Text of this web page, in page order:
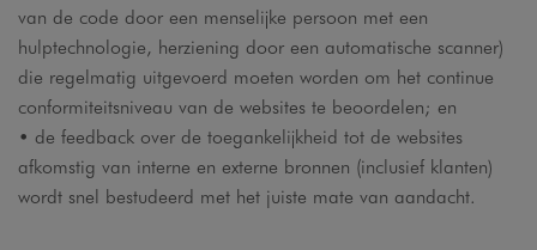
van de code door een menselijke persoon met een
hulptechnologie, herziening door een automatische scanner)
die regelmatig uitgevoerd moeten worden om het continue
conformiteitsniveau van de websites te beoordelen; en
• de feedback over de toegankelijkheid tot de websites
afkomstig van interne en externe bronnen (inclusief klanten)
wordt snel bestudeerd met het juiste mate van aandacht.